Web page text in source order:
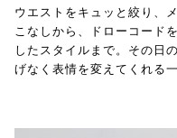
ウエストをキュッと絞り、
こなしから、ドローコード
したスタイルまで。その日
げなく表情を変えてくれる一